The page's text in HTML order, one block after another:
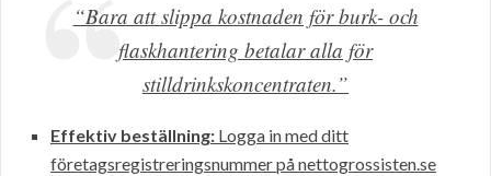
“Bara att slippa kostnaden för burk- och
flaskhantering betalar alla för
stilldrinkskoncentraten.”
Effektiv beställning: Logga in med ditt
företagsregistreringsnummer på nettogrossisten.se